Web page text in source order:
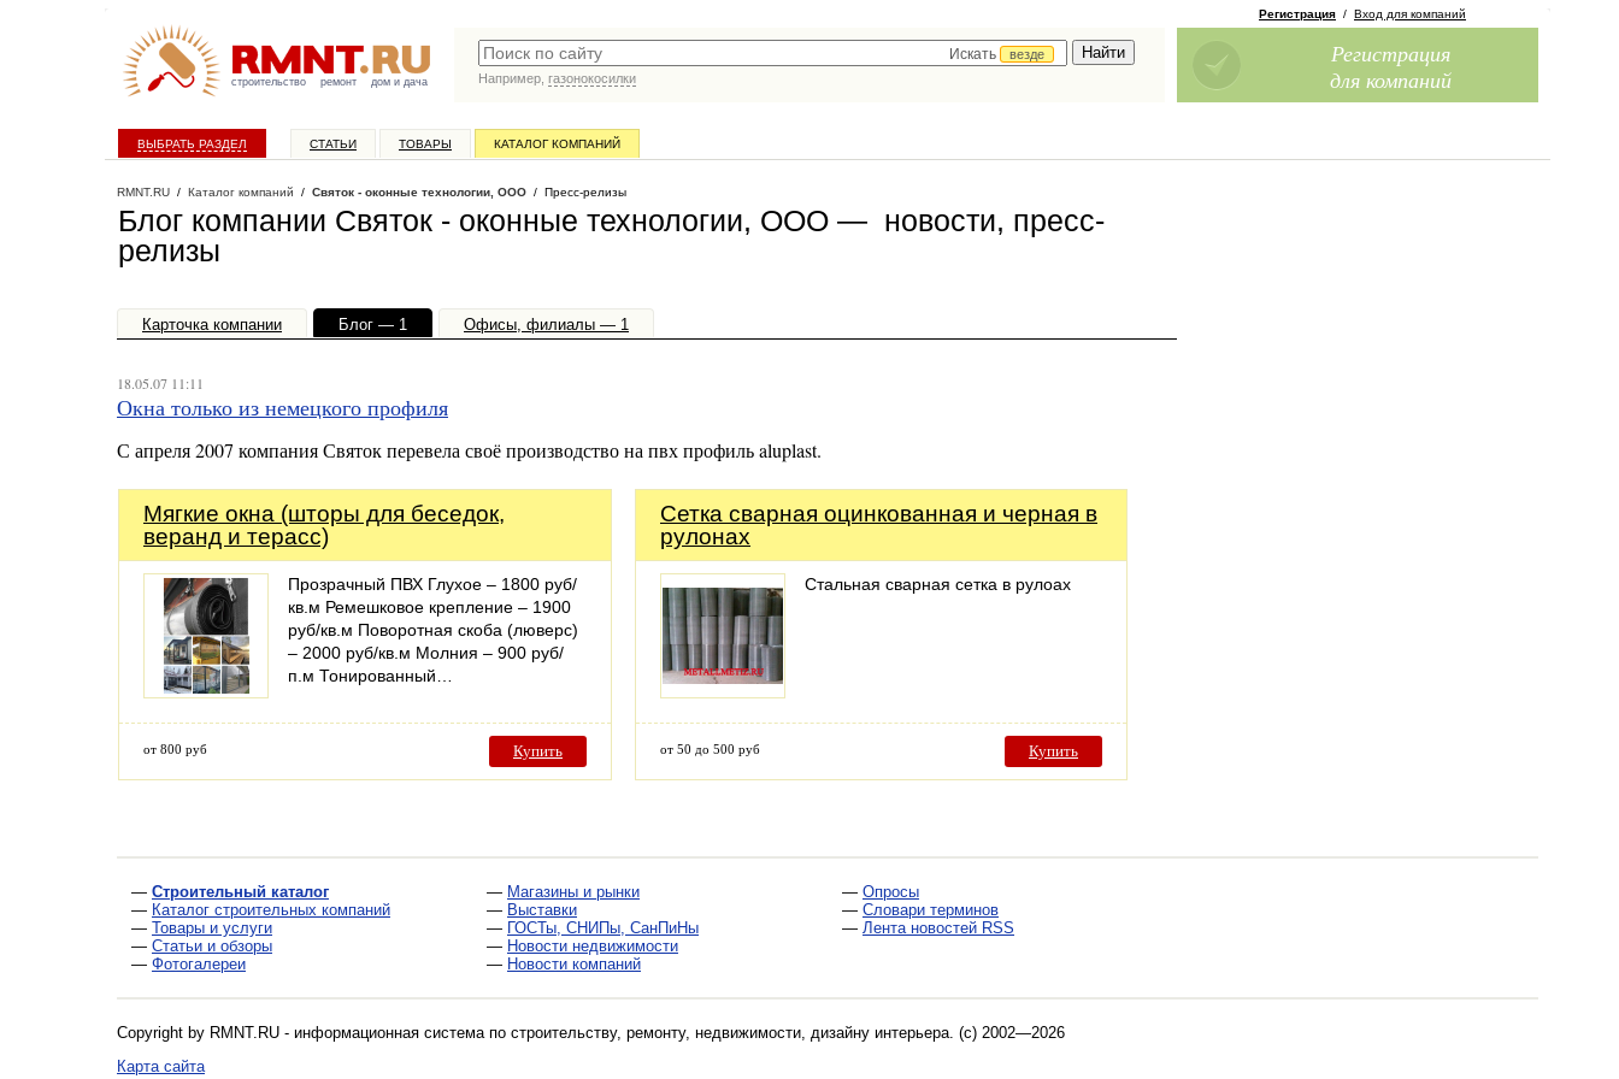
строительство ремонт дом и дача
Искать
везде
Например, газонокосилки
Регистрация / Вход для компаний
Регистрация
для компаний
ВЫБРАТЬ РАЗДЕЛ СТАТЬИ ТОВАРЫ КАТАЛОГ КОМПАНИЙ
RMNT.RU / Каталог компаний / Святок - оконные технологии, ООО / Пресс-релизы
Блог компании Святок - оконные технологии, ООО — новости, пресс-
релизы
Карточка компании Блог — 1 Офисы, филиалы — 1
18.05.07 11:11
Окна только из немецкого профиля
С апреля 2007 компания Святок перевела своё производство на пвх профиль aluplast.
Мягкие окна (шторы для беседок,
веранд и терасс)
Прозрачный ПВХ Глухое – 1800 руб/
кв.м Ремешковое крепление – 1900
руб/кв.м Поворотная скоба (люверс)
– 2000 руб/кв.м Молния – 900 руб/
п.м Тонированный…
от 800 руб Купить
Сетка сварная оцинкованная и черная в
рулонах
Стальная сварная сетка в рулоах
от 50 до 500 руб Купить
— Строительный каталог
— Каталог строительных компаний
— Товары и услуги
— Статьи и обзоры
— Фотогалереи
— Магазины и рынки
— Выставки
— ГОСТы, СНИПы, СанПиНы
— Новости недвижимости
— Новости компаний
— Опросы
— Словари терминов
— Лента новостей RSS
Copyright by RMNT.RU - информационная система по строительству, ремонту, недвижимости, дизайну интерьера. (c) 2002—2026
Карта сайта